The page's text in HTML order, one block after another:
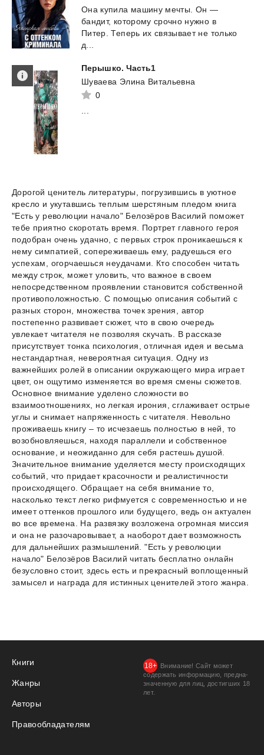
Она купила машину мечты. Он —
бандит, которому срочно нужно в
Питер. Теперь их связывает не только
д...
Перышко. Часть1
Шуваева Элина Витальевна
0
...
Дорогой ценитель литературы, погрузившись в уютное
кресло и укутавшись теплым шерстяным пледом книга
"Есть у революции начало" Белозёров Василий поможет
тебе приятно скоротать время. Портрет главного героя
подобран очень удачно, с первых строк проникаешься к
нему симпатией, сопереживаешь ему, радуешься его
успехам, огорчаешься неудачами. Кто способен читать
между строк, может уловить, что важное в своем
непосредственном проявлении становится собственной
противоположностью. С помощью описания событий с
разных сторон, множества точек зрения, автор
постепенно развивает сюжет, что в свою очередь
увлекает читателя не позволяя скучать. В рассказе
присутствует тонка психология, отличная идея и весьма
нестандартная, невероятная ситуация. Одну из
важнейших ролей в описании окружающего мира играет
цвет, он ощутимо изменяется во время смены сюжетов.
Основное внимание уделено сложности во
взаимоотношениях, но легкая ирония, сглаживает острые
углы и снимает напряженность с читателя. Невольно
проживаешь книгу – то исчезаешь полностью в ней, то
возобновляешься, находя параллели и собственное
основание, и неожиданно для себя растешь душой.
Значительное внимание уделяется месту происходящих
событий, что придает красочности и реалистичности
происходящего. Обращает на себя внимание то,
насколько текст легко рифмуется с современностью и не
имеет оттенков прошлого или будущего, ведь он актуален
во все времена. На развязку возложена огромная миссия
и она не разочаровывает, а наоборот дает возможность
для дальнейших размышлений. "Есть у революции
начало" Белозёров Василий читать бесплатно онлайн
безусловно стоит, здесь есть и прекрасный воплощенный
замысел и награда для истинных ценителей этого жанра.
Книги
Жанры
Авторы
Правообладателям
Внимание! Сайт может
содержать информацию, предна­
значенную для лиц, дости­гших 18
лет.